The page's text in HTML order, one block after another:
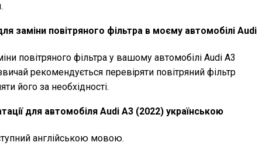
заміни повітряного фільтра в моєму автомобілі Audi
повітряного фільтра у вашому автомобілі Audi A3
рекомендується перевіряти повітряний фільтр
його за необхідності.
для автомобіля Audi A3 (2022) українською
англійською мовою.